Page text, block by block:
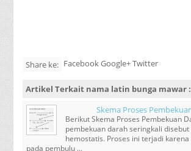
Share ke: Facebook Google+ Twitter
Artikel Terkait nama latin bunga mawar :
Skema Proses
Berikut Skema Proses Pembekuan
pembekuan darah seringkali disebut
hemostatis. Proses ini terjadi
pada pembulu ...